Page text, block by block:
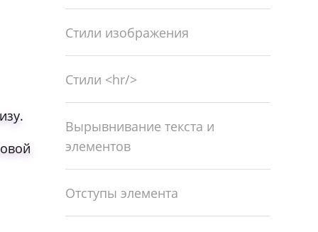
Стили изображения
Стили <hr/>
Вырывнивание текста и
элементов
Отступы элемента